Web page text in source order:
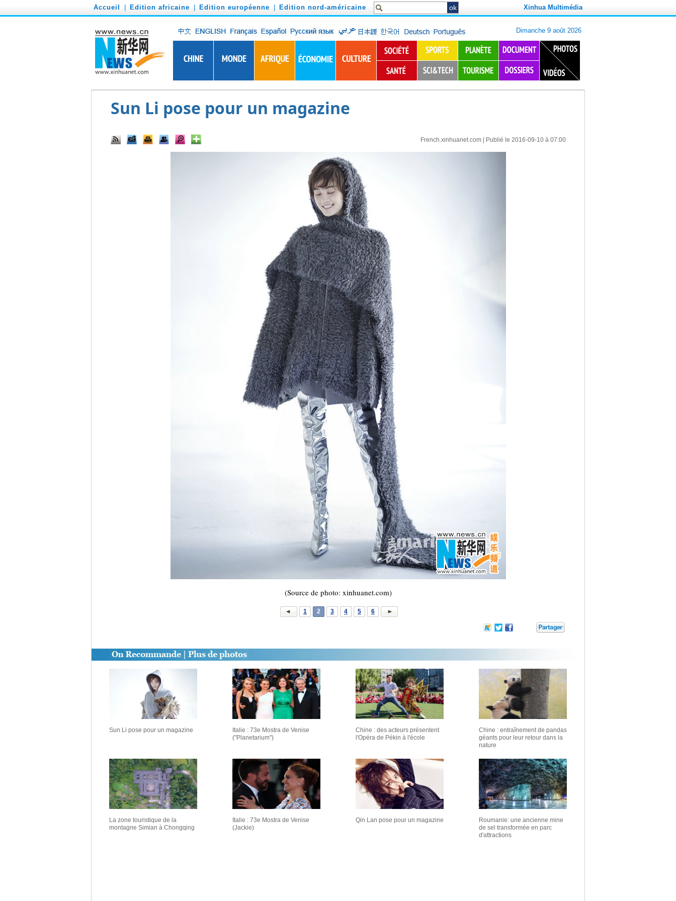
Accueil Edition africaine Edition européenne Edition nord-américaine Xinhua Multimédia
Sun Li pose pour un magazine
French.xinhuanet.com| Publié le 2016-09-10 à 07:00
(Source de photo: xinhuanet.com)
1 2 3 4 5 6
Sun Li pose pour un magazine
Italie : 73e Mostra de Venise
("Planetarium")
Chine : des acteurs présentent
l'Opéra de Pékin à l'école
Chine : entraînement de pandas
géants pour leur retour dans la
nature
La zone touristique de la
montagne Simian à Chongqing
Italie : 73e Mostra de Venise
(Jackie)
Qin Lan pose pour un magazine
Roumanie: une ancienne mine
de sel transformée en parc
d'attractions